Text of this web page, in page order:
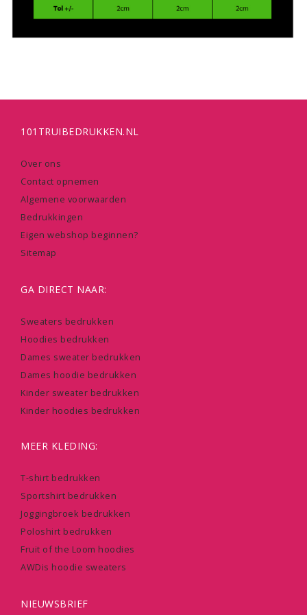
101TRUIBEDRUKKEN.NL
Over ons
Contact opnemen
Algemene voorwaarden
Bedrukkingen
Eigen webshop beginnen?
Sitemap
GA DIRECT NAAR:
Sweaters bedrukken
Hoodies bedrukken
Dames sweater bedrukken
Dames hoodie bedrukken
Kinder sweater bedrukken
Kinder hoodies bedrukken
MEER KLEDING:
T-shirt bedrukken
Sportshirt bedrukken
Joggingbroek bedrukken
Poloshirt bedrukken
Fruit of the Loom hoodies
AWDis hoodie sweaters
NIEUWSBRIEF